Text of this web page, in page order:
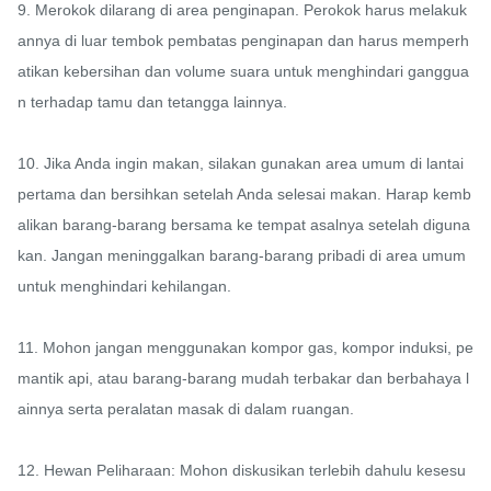
9. Merokok dilarang di area penginapan. Perokok harus melakuk
annya di luar tembok pembatas penginapan dan harus memperh
atikan kebersihan dan volume suara untuk menghindari ganggua
n terhadap tamu dan tetangga lainnya.
10. Jika Anda ingin makan, silakan gunakan area umum di lantai
pertama dan bersihkan setelah Anda selesai makan. Harap kemb
alikan barang-barang bersama ke tempat asalnya setelah diguna
kan. Jangan meninggalkan barang-barang pribadi di area umum
untuk menghindari kehilangan.
11. Mohon jangan menggunakan kompor gas, kompor induksi, pe
mantik api, atau barang-barang mudah terbakar dan berbahaya l
ainnya serta peralatan masak di dalam ruangan.
12. Hewan Peliharaan: Mohon diskusikan terlebih dahulu kesesu